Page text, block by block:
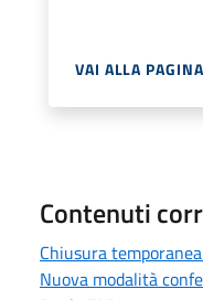
VAI ALLA PAGINA
Contenuti
Chiusura
Nuova modalità